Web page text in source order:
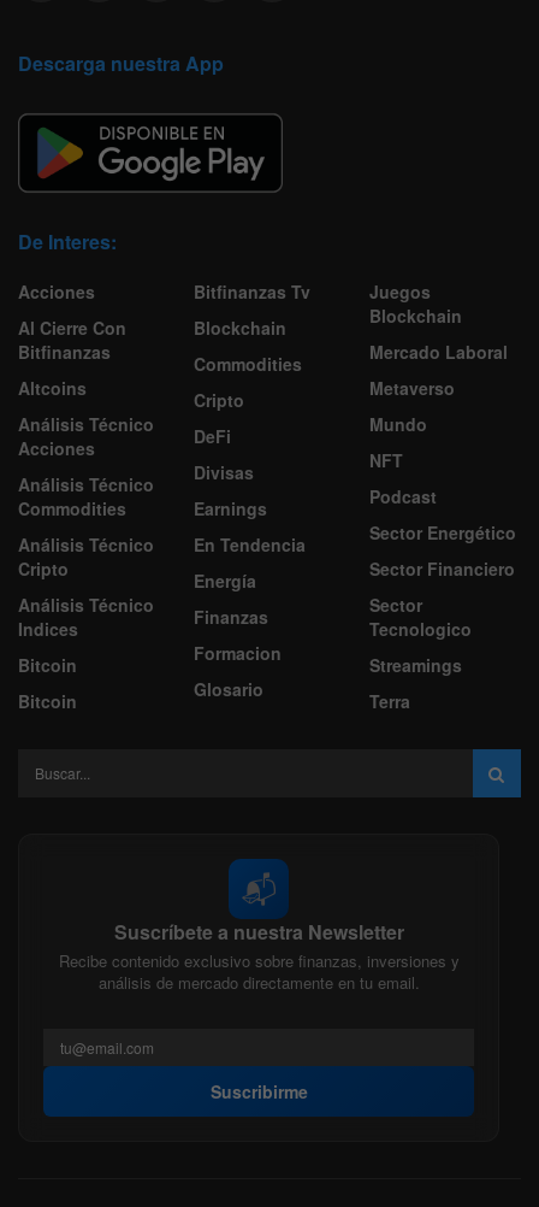
Descarga nuestra App
De Interes:
Acciones
Al Cierre Con
Bitfinanzas
Altcoins
Análisis Técnico
Acciones
Análisis Técnico
Commodities
Análisis Técnico
Cripto
Análisis Técnico
Indices
Bitcoin
Bitcoin
Bitfinanzas Tv
Blockchain
Commodities
Cripto
DeFi
Divisas
Earnings
En Tendencia
Energía
Finanzas
Formacion
Glosario
Juegos
Blockchain
Mercado Laboral
Metaverso
Mundo
NFT
Podcast
Sector Energético
Sector Financiero
Sector
Tecnologico
Streamings
Terra
📬
Suscríbete a nuestra Newsletter
Recibe contenido exclusivo sobre finanzas, inversiones y
análisis de mercado directamente en tu email.
Suscribirme